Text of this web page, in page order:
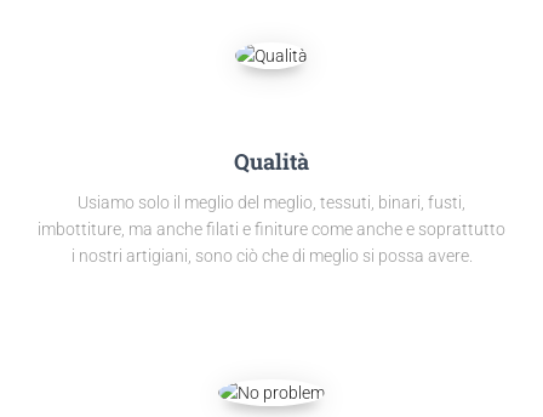
Qualità
Usiamo solo il meglio del meglio, tessuti, binari, fusti,
imbottiture, ma anche filati e finiture come anche e soprattutto
i nostri artigiani, sono ciò che di meglio si possa avere.